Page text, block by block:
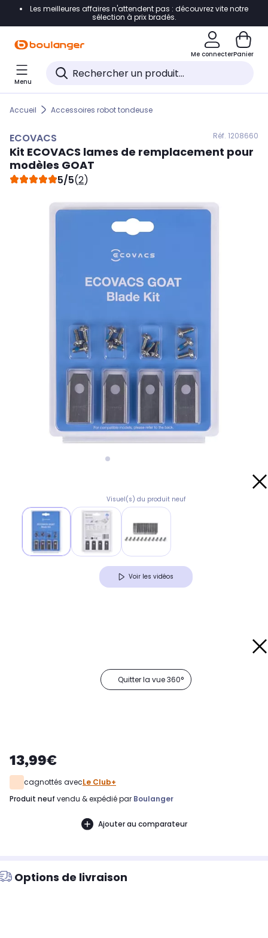
Accéder directement à la navigation
Accéder directement au pied de page
Accéder directement au chatbot
Les meilleures affaires n'attendent pas : découvrez vite notre
sélection à prix bradés.
Me connecterPanier
Menu
Accueil Accessoires robot tondeuse
ECOVACS Réf. 1208660
Kit ECOVACS lames de remplacement pour
modèles GOAT
5/5(2)
Visuel(s) du produit neuf
Voir les vidéos
Quitter la vue 360°
13,99€
cagnottés avecLe Club+
produit neuf vendu & expédié par Boulanger
Ajouter au comparateur
Options de livraison